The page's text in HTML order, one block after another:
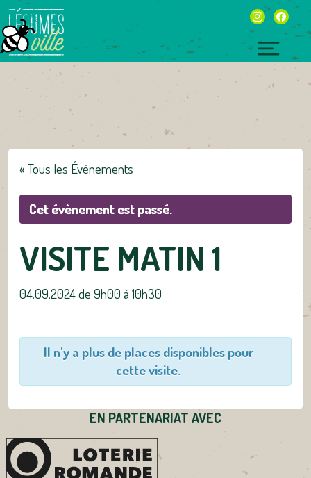
Skip
to
content
instagram
« Tous les Évènements
Cet évènement est passé.
VISITE MATIN 1
04.09.2024 de 9h00 à 10h30
Il n'y a plus de places disponibles pour
cette visite.
EN PARTENARIAT AVEC